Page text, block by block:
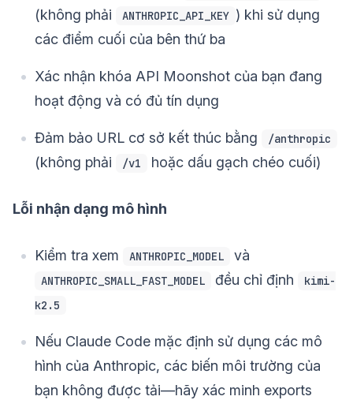
(không phải ANTHROPIC_API_KEY ) khi sử dụng
các điểm cuối của bên thứ ba
Xác nhận khóa API Moonshot của bạn đang
hoạt động và có đủ tín dụng
Đảm bảo URL cơ sở kết thúc bằng /anthropic
(không phải /v1 hoặc dấu gạch chéo cuối)
Lỗi nhận dạng mô hình
Kiểm tra xem ANTHROPIC_MODEL và
ANTHROPIC_SMALL_FAST_MODEL đều chỉ định
kimi-
k2.5
Nếu Claude Code mặc định sử dụng các mô
hình của Anthropic, các biến môi trường của
bạn không được tải—hãy xác minh exports